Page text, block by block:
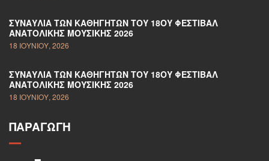
ΣΥΝΑΥΛΊΑ ΤΩΝ ΚΑΘΗΓΗΤΏΝ ΤΟΥ 18ΟΥ ΦΕΣΤΙΒΆΛ
ΑΝΑΤΟΛΙΚΉΣ ΜΟΥΣΙΚΉΣ 2026
18 ΙΟΥΝΊΟΥ, 2026
ΣΥΝΑΥΛΊΑ ΤΩΝ ΚΑΘΗΓΗΤΏΝ ΤΟΥ 18ΟΥ ΦΕΣΤΙΒΆΛ
ΑΝΑΤΟΛΙΚΉΣ ΜΟΥΣΙΚΉΣ 2026
18 ΙΟΥΝΊΟΥ, 2026
ΠΑΡΑΓΩΓΉ